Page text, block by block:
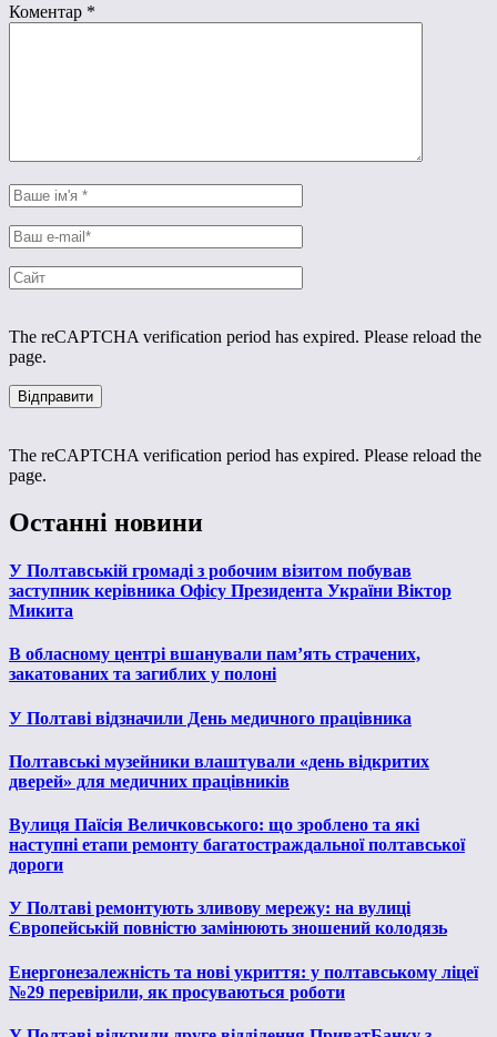
Коментар *
The reCAPTCHA verification period has expired. Please reload the
page.
The reCAPTCHA verification period has expired. Please reload the
page.
Останні новини
У Полтавській громаді з робочим візитом побував
заступник керівника Офісу Президента України Віктор
Микита
В обласному центрі вшанували пам’ять страчених,
закатованих та загиблих у полоні
У Полтаві відзначили День медичного працівника
Полтавські музейники влаштували «день відкритих
дверей» для медичних працівників
Вулиця Паїсія Величковського: що зроблено та які
наступні етапи ремонту багатостраждальної полтавської
дороги
У Полтаві ремонтують зливову мережу: на вулиці
Європейській повністю замінюють зношений колодязь
Енергонезалежність та нові укриття: у полтавському ліцеї
№29 перевірили, як просуваються роботи